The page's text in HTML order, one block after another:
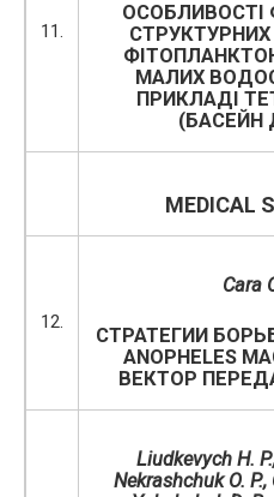
11.
ОСОБЛИВОСТІ
МАЛИХ
ПРИКЛАДІ
(БАСЕЙН
MEDICAL
12.
Cara
СТРАТЕГИИ
ANOPHELES
ВЕКТОР
Liudkevych H.
Nekrashchuk O. P.,